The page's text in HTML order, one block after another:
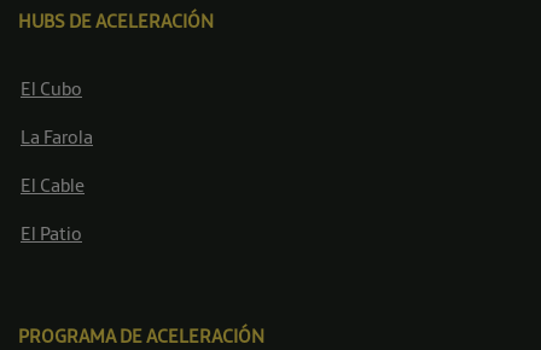
HUBS DE ACELERACIÓN
El Cubo
La Farola
El Cable
El Patio
PROGRAMA DE ACELERACIÓN